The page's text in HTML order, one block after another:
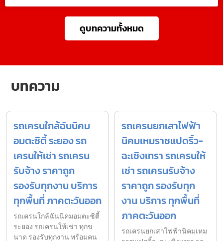
ดูบทความทั้งหมด
บทความ
รถเครนใกล้ฉันนิคม
อมตะซิตี้ ระยอง รถ
เครนให้เช่า รถเครน
รับจ้าง ราคาถูก
รองรับทุกงาน บริการ
ทุกพื้นที่ ภาคตะวันออก
รถเครนใกล้ฉันนิคมอมตะซิตี้
ระยอง รถเครนให้เช่า ทุกข
นาด รองรับทุกงาน พร้อมคน
รถเครนยกเสาไฟฟ้า
นิคมเหมราชแปดริ้ว-
ฉะเชิงเทรา รถเครนให้
เช่า รถเครนรับจ้าง
ราคาถูก รองรับทุก
งาน บริการ ทุกพื้นที่
ภาคตะวันออก
รถเครนยกเสาไฟฟ้านิคมเหม